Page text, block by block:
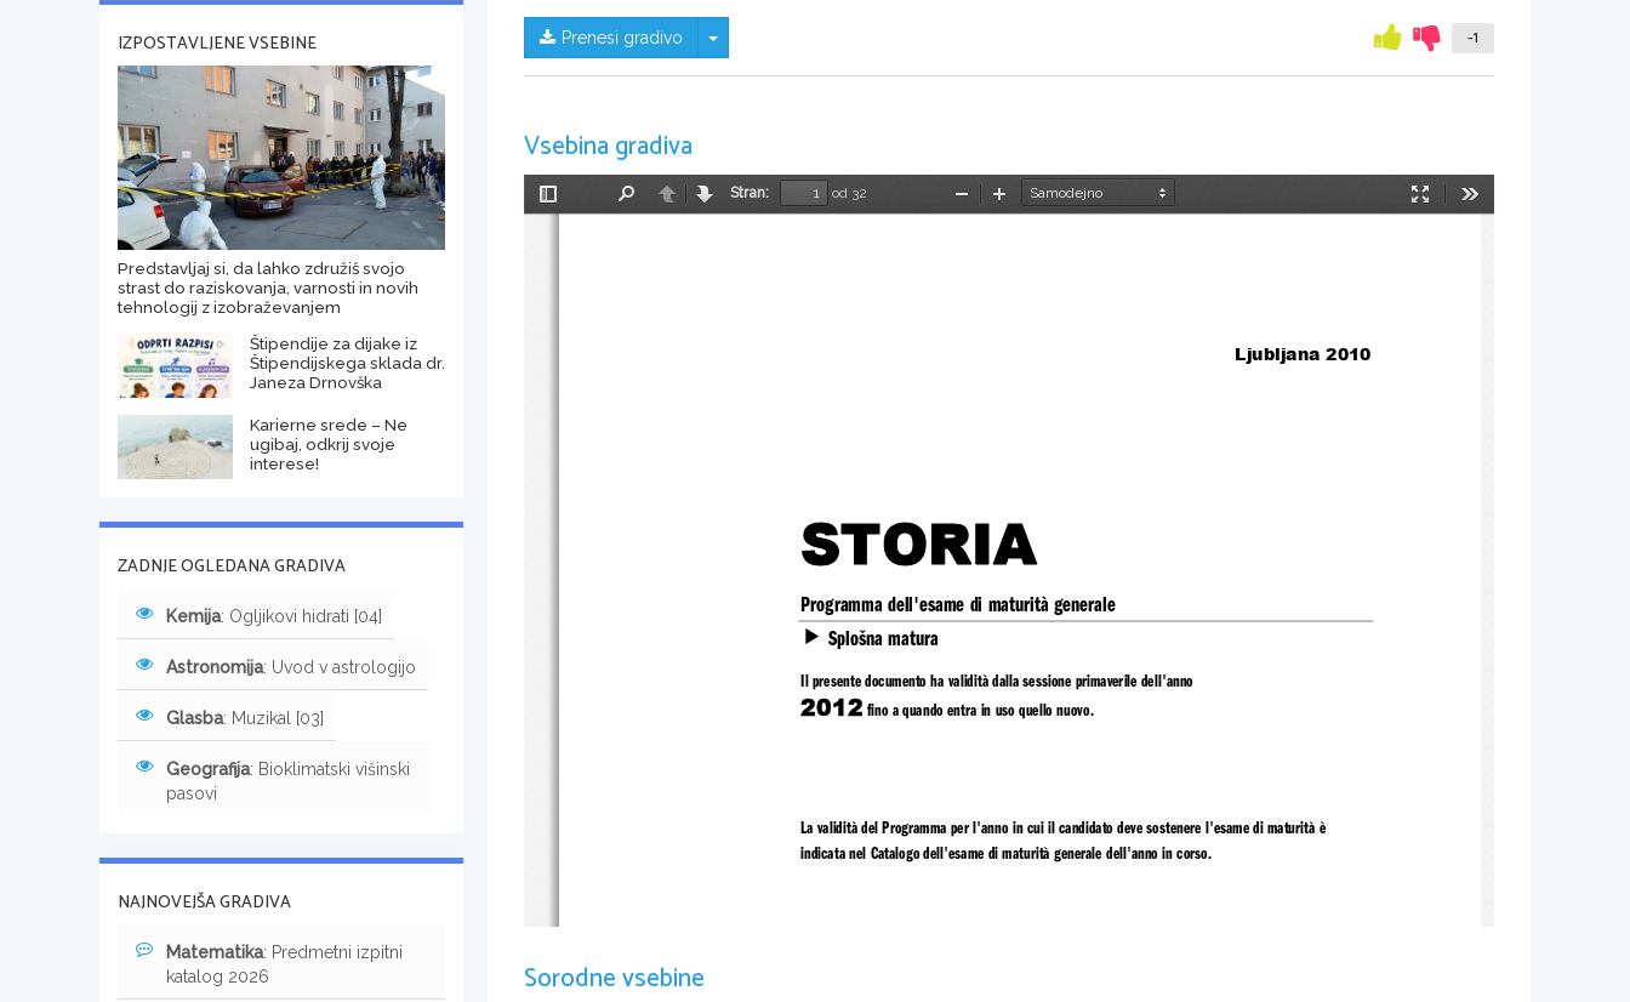
Prenesi gradivo Skrij/prikaži meni -1
Vsebina gradiva
Preklopi
NazajNaprej
Stran:
od 32
Način
PomanjšajPovečaj
Ljubljana 2010
STORIA
Programma dell'esame di maturità generale
f Splošna matura
Il presente documento ha validità dalla sessione primaverile dell'anno
2012 fino a quando entra in uso quello nuovo.
La validità del Programma per l'anno in cui il candidato deve sostenere l'esame di maturità è
indicata nel Catalogo dell'esame di maturità generale dell'anno in corso.
Sorodne vsebine
IZPOSTAVLJENE VSEBINE
Predstavljaj si, da lahko združiš svojo
strast do raziskovanja, varnosti in novih
tehnologij z izobraževanjem
Štipendije za dijake iz
Štipendijskega sklada dr.
Janeza Drnovška
Karierne srede – Ne
ugibaj, odkrij svoje
interese!
ZADNJE OGLEDANA GRADIVA
Kemija: Ogljikovi hidrati [04]
Astronomija: Uvod v astrologijo
Glasba: Muzikal [03]
Geografija: Bioklimatski višinski
pasovi
NAJNOVEJŠA GRADIVA
Matematika: Predmetni izpitni
katalog 2026